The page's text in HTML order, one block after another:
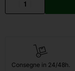
Consegne in 24/48h.